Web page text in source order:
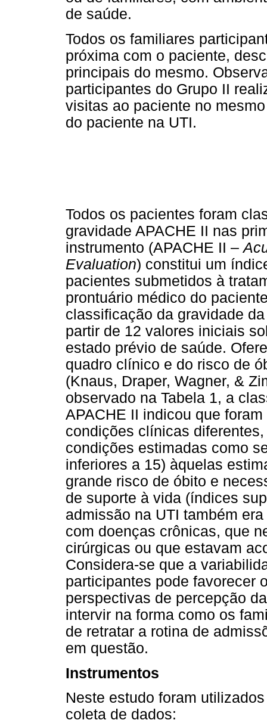
de saúde.
Todos os familiares
próxima com o paciente,
principais do mesmo.
participantes do Grupo II
visitas ao paciente no
do paciente na UTI.
Todos os pacientes foram
gravidade APACHE II nas
instrumento (APACHE II –
Evaluation) constitui um
pacientes submetidos à
prontuário médico do
classificação da gravidade
partir de 12 valores iniciais
estado prévio de saúde.
quadro clínico e do risco de
(Knaus, Draper, Wagner, &
observado na Tabela 1, a
APACHE II indicou que
condições clínicas
condições estimadas como
inferiores a 15) àquelas
grande risco de óbito e
de suporte à vida (índices
admissão na UTI também
com doenças crônicas, que
cirúrgicas ou que estavam
Considera-se que a
participantes pode favorecer
perspectivas de percepção
intervir na forma como os
de retratar a rotina de
em questão.
Instrumentos
Neste estudo foram
coleta de dados: